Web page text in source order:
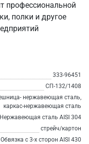
профессиональной
полки и другое
333-96451
СП-132/1408
нержавеющая сталь,
каркас-нержавеющая сталь
Нержавеющая сталь AISI 304
стрейч/картон
Обвязка с 3-х сторон AISI 430